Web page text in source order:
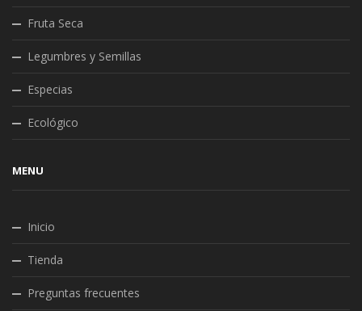
Fruta Seca
Legumbres y Semillas
Especias
Ecológico
MENU
Inicio
Tienda
Preguntas frecuentes